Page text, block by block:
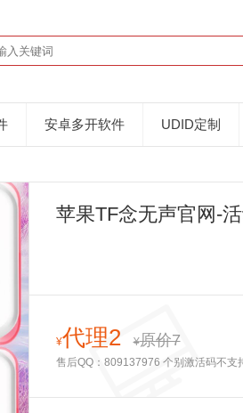
安卓多开软件 UDID定制
苹果TF念无声官网-
¥代理2 ¥原价7
售后QQ：809137976 个别激活码不支